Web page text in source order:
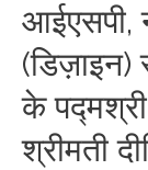
आईएसपी,
(डिज़ाइन)
के
श्रीमती